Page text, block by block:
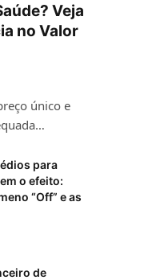
Veja
no Valor
único e
para
o efeito:
“Off” e as
de